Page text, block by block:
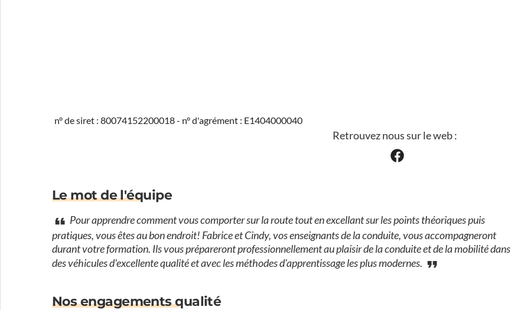
n° de siret : 80074152200018 - n° d'agrément : E1404000040
Retrouvez nous sur le web :
Le mot de l'équipe
Pour apprendre comment vous comporter sur la route tout en excellant sur les points théoriques puis
pratiques, vous êtes au bon endroit! Fabrice et Cindy, vos enseignants de la conduite, vous accompagneront
durant votre formation. Ils vous prépareront professionnellement au plaisir de la conduite et de la mobilité dans
des véhicules d'excellente qualité et avec les méthodes d'apprentissage les plus modernes.
Nos engagements qualité